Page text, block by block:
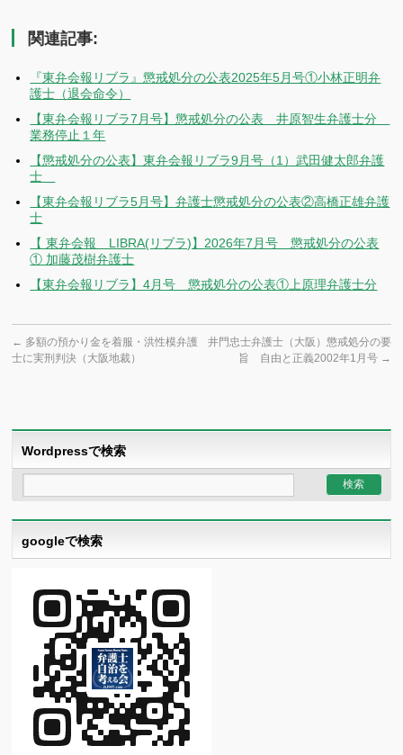
関連記事:
『東弁会報リブラ』懲戒処分の公表2025年5月号①小林正明弁
護士（退会命令）
【東弁会報リブラ7月号】懲戒処分の公表 井原智生弁護士分
業務停止１年
【懲戒処分の公表】東弁会報リブラ9月号（1）武田健太郎弁護
士
【東弁会報リブラ5月号】弁護士懲戒処分の公表②高橋正雄弁護
士
【 東弁会報 LIBRA(リブラ)】2026年7月号 懲戒処分の公表
① 加藤茂樹弁護士
【東弁会報リブラ】4月号 懲戒処分の公表①上原理弁護士分
← 多額の預かり金を着服・洪性模弁護
士に実刑判決（大阪地裁）
井門忠士弁護士（大阪）懲戒処分の要
旨 自由と正義2002年1月号 →
Wordpressで検索
googleで検索